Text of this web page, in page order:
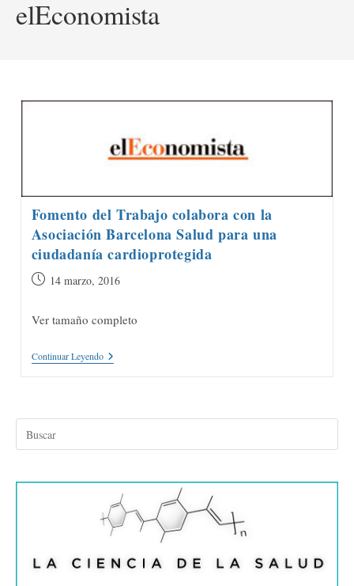
elEconomista
Fomento del Trabajo colabora con la
Asociación Barcelona Salud para una
ciudadanía cardioprotegida
Publicación
la
entrada:
14 marzo, 2016
Ver tamaño completo
Continuar LeyendoFomento
Del
La
Una
Ciudadanía
Cardioprotegida